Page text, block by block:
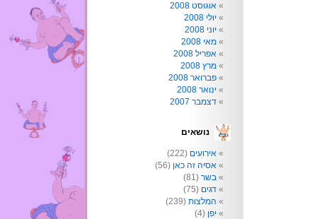
אוגוסט 2008
יולי 2008
יוני 2008
מאי 2008
אפריל 2008
מרץ 2008
פברואר 2008
ינואר 2008
דצמבר 2007
נושאים
אירועים (222)
אסיה זה כאן (56)
בשר (81)
דגים (75)
המלצות (239)
יפן (4)